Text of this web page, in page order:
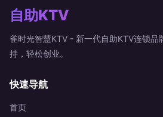
自助KTV
雀时光智慧KTV - 新一代自助KTV连锁品
持，轻松创业。
快速导航
首页